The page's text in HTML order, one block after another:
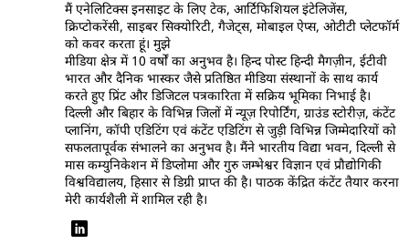
मैं एनेलिटिक्स इनसाइट के लिए टेक, आर्टिफिशियल इंटेलिजेंस,
क्रिप्टोकरेंसी, साइबर सिक्योरिटी, गैजेट्स, मोबाइल ऐप्स, ओटीटी प्लेटफॉर्म
को कवर करता हूं। मुझे
मीडिया क्षेत्र में 10 वर्षों का अनुभव है। हिन्द पोस्ट हिन्दी मैगज़ीन, ईटीवी
भारत और दैनिक भास्कर जैसे प्रतिष्ठित मीडिया संस्थानों के साथ कार्य
करते हुए प्रिंट और डिजिटल पत्रकारिता में सक्रिय भूमिका निभाई है।
दिल्ली और बिहार के विभिन्न जिलों में न्यूज़ रिपोर्टिंग, ग्राउंड स्टोरीज़, कंटेंट
प्लानिंग, कॉपी एडिटिंग एवं कंटेंट एडिटिंग से जुड़ी विभिन्न जिम्मेदारियों को
सफलतापूर्वक संभालने का अनुभव है। मैंने भारतीय विद्या भवन, दिल्ली से
मास कम्युनिकेशन में डिप्लोमा और गुरु जम्भेश्वर विज्ञान एवं प्रौद्योगिकी
विश्वविद्यालय, हिसार से डिग्री प्राप्त की है। पाठक केंद्रित कंटेंट तैयार करना
मेरी कार्यशैली में शामिल रही है।